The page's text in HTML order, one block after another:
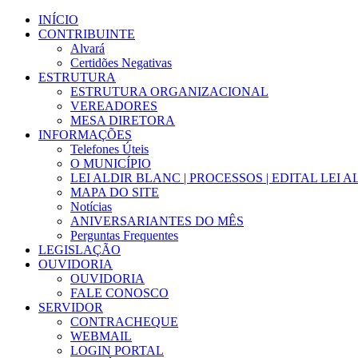
para
INÍCIO
CONTRIBUINTE
Alvará
Certidões Negativas
ESTRUTURA
ESTRUTURA ORGANIZACIONAL
VEREADORES
MESA DIRETORA
INFORMAÇÕES
Telefones Úteis
O MUNICÍPIO
LEI ALDIR BLANC | PROCESSOS | EDITAL LEI
MAPA DO SITE
Notícias
ANIVERSARIANTES DO MÊS
Perguntas Frequentes
LEGISLAÇÃO
OUVIDORIA
OUVIDORIA
FALE CONOSCO
SERVIDOR
CONTRACHEQUE
WEBMAIL
LOGIN PORTAL